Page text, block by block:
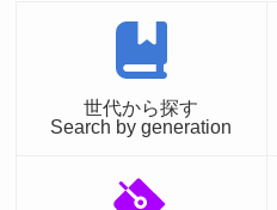
世代から探す
Search by generation